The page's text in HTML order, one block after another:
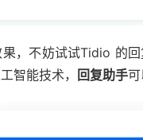
，不妨试试Tidio 的
智能技术， 回复助手